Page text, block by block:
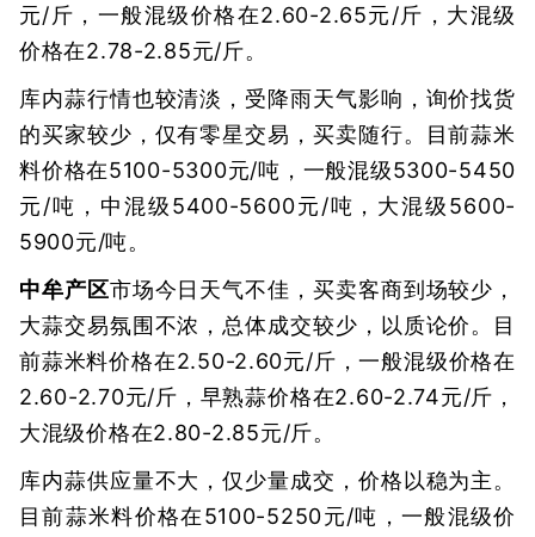
元/斤，一般混级价格在2.60-2.65元/斤，大混级
价格在2.78-2.85元/斤。
库内蒜行情也较清淡，受降雨天气影响，询价找货
的买家较少，仅有零星交易，买卖随行。目前蒜米
料价格在5100-5300元/吨，一般混级5300-5450
元/吨，中混级5400-5600元/吨，大混级5600-
5900元/吨。
中牟产区市场今日天气不佳，买卖客商到场较少，
大蒜交易氛围不浓，总体成交较少，以质论价。目
前蒜米料价格在2.50-2.60元/斤，一般混级价格在
2.60-2.70元/斤，早熟蒜价格在2.60-2.74元/斤，
大混级价格在2.80-2.85元/斤。
库内蒜供应量不大，仅少量成交，价格以稳为主。
目前蒜米料价格在5100-5250元/吨，一般混级价